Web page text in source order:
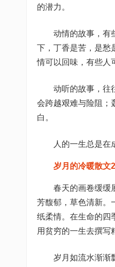
的潜力。
动情的故事，有
下，丁香是苦，是愁
情可以回味，有些人
动听的故事，往
会跨越艰难与险阻；
白。
人的一生总是在
岁月的冷暖散文2
春天的画卷缓缓
芳馥郁，草色清新。
纸柔情。在生命的四
用贫穷的一生去撰写
岁月如流水渐渐